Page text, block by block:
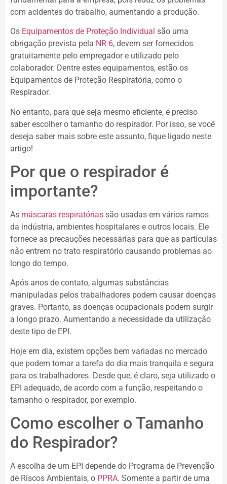
com acidentes do trabalho, aumentando a produção.
Os Equipamentos de Proteção Individual são uma
obrigação prevista pela NR 6, devem ser fornecidos
gratuitamente pelo empregador e utilizado pelo
colaborador. Dentre estes equipamentos, estão os
Equipamentos de Proteção Respiratória, como o
Respirador.
No entanto, para que seja mesmo eficiente, é preciso
saber escolher o tamanho do respirador. Por isso, se você
deseja saber mais sobre este assunto, fique ligado neste
artigo!
Por que o respirador é
importante?
As máscaras respiratórias são usadas em vários ramos
da indústria, ambientes hospitalares e outros locais. Ele
fornece as precauções necessárias para que as partículas
não entrem no trato respiratório causando problemas ao
longo do tempo.
Após anos de contato, algumas substâncias
manipuladas pelos trabalhadores podem causar doenças
graves. Portanto, as doenças ocupacionais podem surgir
a longo prazo. Aumentando a necessidade da utilização
deste tipo de EPI.
Hoje em dia, existem opções bem variadas no mercado
que podem tornar a tarefa do dia mais tranquila e segura
para os trabalhadores. Desde que, é claro, seja utilizado o
EPI adequado, de acordo com a função, respeitando o
tamanho o respirador, por exemplo.
Como escolher o Tamanho
do Respirador?
A escolha de um EPI depende do Programa de Prevenção
de Riscos Ambientais, o PPRA. Somente a partir de uma